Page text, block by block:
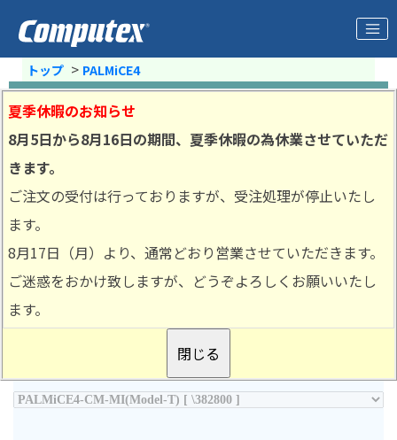
夏季休暇のお知らせ
8月5日から8月16日の期間、夏季休暇の為休業させていただ
きます。
ご注文の受付は行っておりますが、受注処理が停止いたし
ます。
8月17日（月）より、通常どおり営業させていただきます。
ご迷惑をおかけ致しますが、どうぞよろしくお願いいたし
ます。
トップ > PALMiCE4
小計：\459,800
PALMiCE3のデバッグ機能を
イム・モニタ機能」を搭
載。止められないシステム
PALMiCE4